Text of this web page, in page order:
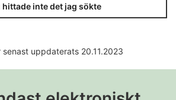
hittade inte det jag sökte
senast uppdaterats 20.11.2023